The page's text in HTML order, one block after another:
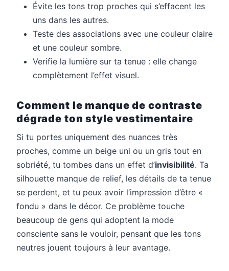
Évite les tons trop proches qui s’effacent les
uns dans les autres.
Teste des associations avec une couleur claire
et une couleur sombre.
Verifie la lumière sur ta tenue : elle change
complètement l’effet visuel.
Comment le manque de contraste
dégrade ton style vestimentaire
Si tu portes uniquement des nuances très
proches, comme un beige uni ou un gris tout en
sobriété, tu tombes dans un effet d’invisibilité. Ta
silhouette manque de relief, les détails de ta tenue
se perdent, et tu peux avoir l’impression d’être «
fondu » dans le décor. Ce problème touche
beaucoup de gens qui adoptent la mode
consciente sans le vouloir, pensant que les tons
neutres jouent toujours à leur avantage.